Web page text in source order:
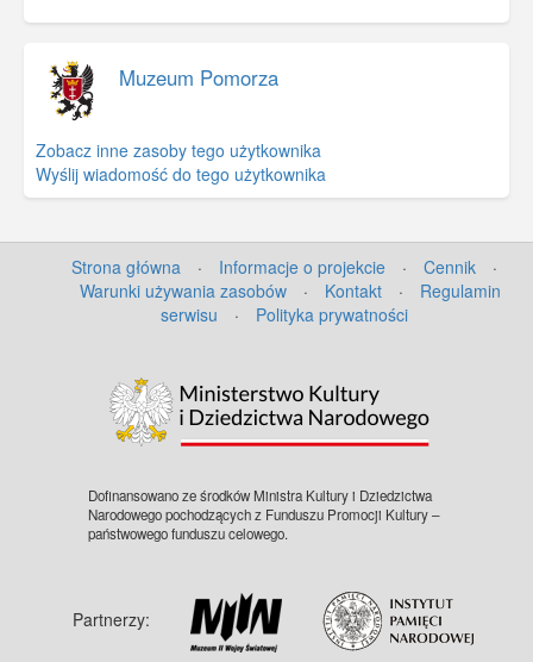
Muzeum Pomorza
Zobacz inne zasoby tego użytkownika
Wyślij wiadomość do tego użytkownika
Strona główna · Informacje o projekcie · Cennik
·
Warunki używania zasobów
· Kontakt ·
Regulamin
serwisu
· Polityka prywatności
Dofinansowano ze środków Ministra Kultury i Dziedzictwa
Narodowego pochodzących z Funduszu Promocji Kultury –
państwowego funduszu celowego.
Partnerzy: